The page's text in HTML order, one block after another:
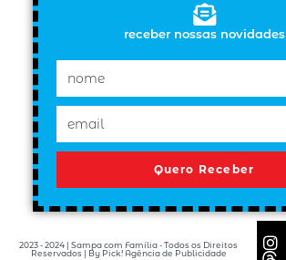
receber nossas novidades
Quero Receber
2023 - 2024 | Sampa com Família - Todos os Direitos
Reservados | By Pick! Agência de Publicidade